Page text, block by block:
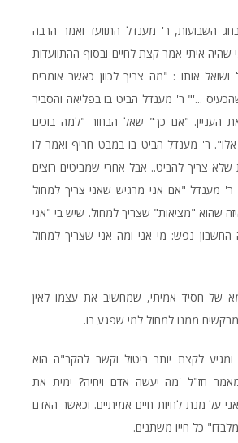
השבועות, ר' מענדל התוועד ואמר הרבה
שהיה איתי אמר קצת לחיים ובסוף ההתוועדות
אותו : "מה צריך לכוון כאשר אומרים
...'" ר' מענדל הביט בו בפליאה והסביר
העניין. "אם כך" שאל הבחור "למה בוכים
ר' מענדל הביט בו במבט חריף ואמר לו
צריך להביט.. אבל אחרי שמביטים רוצים
ר' מענדל "אם אני מרגיש שאני צריך למחול
שהוא "מציאות" שצריך למחול. שיש בי "אני
החשבון נפש: מי אני ומה אני שצריך למחול
של חסיד אמיתי, שמחשיב את עצמו לאין
ממנו למחול למי שפגע בו.
ומגיע לקצת יותר ביטול וקשר להקב"ה הוא
חז"ל 'מה יעשה אדם ויחיה? ימית את
על מנת לחיות חיים אמיתיים. וכאשר האדם
כל חייו משתנים.